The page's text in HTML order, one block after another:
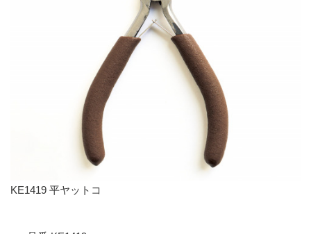
KE1419 平ヤットコ